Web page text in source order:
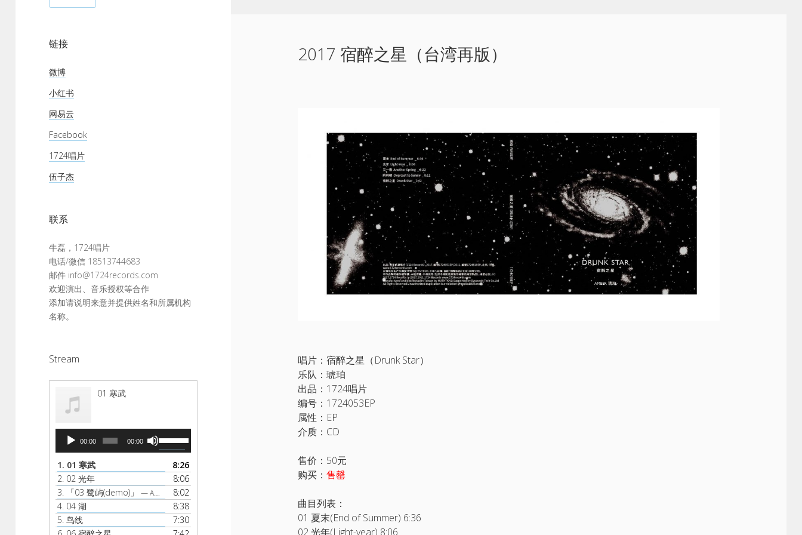
链接
微博
小红书
网易云
Facebook
1724唱片
伍子杰
联系
牛磊，1724唱片
电话/微信 18513744683
邮件 info@1724records.com
欢迎演出、音乐授权等合作
添加请说明来意并提供姓名和所属机构
名称。
Stream
01 寒武
播
放
器
00:00 00:00
/
下
箭
1. 01 寒武
8:26
2. 02 光年
8:06
3.
「03 鹭屿(demo)」 — AMBER
8:02
4. 04 湖
8:38
5. 鸟线
7:30
2017 宿醉之星（台湾再版）
唱片：宿醉之星（Drunk Star）
乐队：琥珀
出品：1724唱片
编号：1724053EP
属性：EP
介质：CD
售价：50元
购买：售罄
曲目列表：
01 夏末(End of Summer) 6:36
02 光年(Light-year) 8:06